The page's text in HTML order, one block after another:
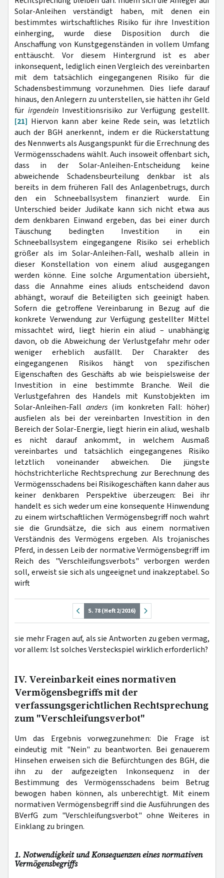
Solar-Anleihen verständigt haben, mit denen ein
bestimmtes wirtschaftliches Risiko für ihre Investition
einherging, wurde diese Disposition durch die
Anschaffung von Kunstgegenständen in vollem Umfang
enttäuscht. Vor diesem Hintergrund ist es aber
inkonsequent, lediglich einen Vergleich des vereinbarten
mit dem tatsächlich eingegangenen Risiko für die
Schadensbestimmung vorzunehmen. Dies liefe darauf
hinaus, den Anlegern zu unterstellen, sie hätten ihr Geld
für irgendein Investitionsrisiko zur Verfügung gestellt.
[21] Hiervon kann aber keine Rede sein, was letztlich
auch der BGH anerkennt, indem er die Rückerstattung
des Nennwerts als Ausgangspunkt für die Errechnung des
Vermögensschadens wählt. Auch insoweit offenbart sich,
dass in der Solar-Anleihen-Entscheidung keine
abweichende Schadensbeurteilung denkbar ist als
bereits in dem früheren Fall des Anlagenbetrugs, durch
den ein Schneeballsystem finanziert wurde. Ein
Unterschied beider Judikate kann sich nicht etwa aus
dem denkbaren Einwand ergeben, das bei einer durch
Täuschung bedingten Investition in ein
Schneeballsystem eingegangene Risiko sei erheblich
größer als im Solar-Anleihen-Fall, weshalb allein in
dieser Konstellation von einem aliud ausgegangen
werden könne. Eine solche Argumentation übersieht,
dass die Annahme eines aliuds entscheidend davon
abhängt, worauf die Beteiligten sich geeinigt haben.
Sofern die getroffene Vereinbarung in Bezug auf die
konkrete Verwendung zur Verfügung gestellter Mittel
missachtet wird, liegt hierin ein aliud – unabhängig
davon, ob die Abweichung der Verlustgefahr mehr oder
weniger erheblich ausfällt. Der Charakter des
eingegangenen Risikos hängt von spezifischen
Eigenschaften des Geschäfts ab wie beispielsweise der
Investition in eine bestimmte Branche. Weil die
Verlustgefahren des Handels mit Kunstobjekten im
Solar-Anleihen-Fall anders (im konkreten Fall: höher)
ausfielen als bei der vereinbarten Investition in den
Bereich der Solar-Energie, liegt hierin ein aliud, weshalb
es nicht darauf ankommt, in welchem Ausmaß
vereinbartes und tatsächlich eingegangenes Risiko
letztlich voneinander abweichen. Die jüngste
höchstrichterliche Rechtsprechung zur Berechnung des
Vermögensschadens bei Risikogeschäften kann daher aus
keiner denkbaren Perspektive überzeugen: Bei ihr
handelt es sich weder um eine konsequente Hinwendung
zu einem wirtschaftlichen Vermögensbegriff noch wahrt
sie die Grundsätze, die sich aus einem normativen
Verständnis des Vermögens ergeben. Als trojanisches
Pferd, in dessen Leib der normative Vermögensbegriff im
Reich des "Verschleifungsverbots" verborgen werden
soll, erweist sie sich als ungeeignet und inakzeptabel. So
wirft
S. 78 (Heft 2/2016)
sie mehr Fragen auf, als sie Antworten zu geben vermag,
vor allem: Ist solches Versteckspiel wirklich erforderlich?
IV. Vereinbarkeit eines normativen
Vermögensbegriffs mit der
verfassungsgerichtlichen Rechtsprechung
zum "Verschleifungsverbot"
Um das Ergebnis vorwegzunehmen: Die Frage ist
eindeutig mit "Nein" zu beantworten. Bei genauerem
Hinsehen erweisen sich die Befürchtungen des BGH, die
ihn zu der aufgezeigten Inkonsequenz in der
Bestimmung des Vermögensschadens beim Betrug
bewogen haben können, als unberechtigt. Mit einem
normativen Vermögensbegriff sind die Ausführungen des
BVerfG zum "Verschleifungsverbot" ohne Weiteres in
Einklang zu bringen.
1. Notwendigkeit und Konsequenzen eines normativen
Vermögensbegriffs